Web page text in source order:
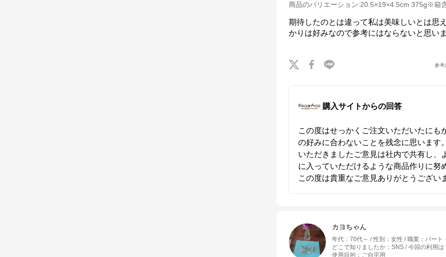
商品のバリエーション:20.5×19×4.5cm 375g※箱
期待したのとは違って私は美味しいとは思
かりは好みなので参考にはならないと思いま
参考
購入サイトからの回答
この度はせっかくご注文いただいたにも
の好みに合わないことを残念に思います。
いただきましたご意見は社内で共有し、
に入っていただけるような商品作りに努
この度は貴重なご意見ありがとうござい
カヨちゃん
年代 ： 70代～ 性別 ： 女性 職業 ： パート
どこで知りましたか ： SNS 今回の利用は
使用目的 ： ご自宅用